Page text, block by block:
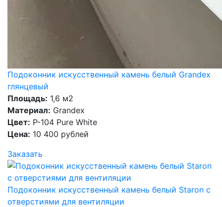
Подоконник искусственный камень белый Grandex
глянцевый
Площадь: 1,6 м2
Материал: Grandex
Цвет: P-104 Pure White
Цена: 10 400 рублей
Заказать
Подоконник искусственный камень белый Staron с
отверстиями для вентиляции